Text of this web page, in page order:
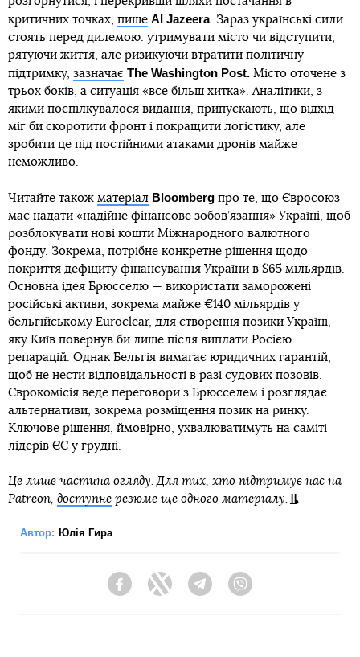
критичних точках, пише AI Jazeera. Зараз українські сили
стоять перед дилемою: утримувати місто чи відступити,
рятуючи життя, але ризикуючи втратити політичну
підтримку, зазначає The Washington Post. Місто оточене з
трьох боків, а ситуація «все більш хитка». Аналітики, з
якими поспілкувалося видання, припускають, що відхід
міг би скоротити фронт і покращити логістику, але
зробити це під постійними атаками дронів майже
неможливо.
Читайте також матеріал Bloomberg про те, що Євросоюз
має надати «надійне фінансове зобов’язання» Україні, щоб
розблокувати нові кошти Міжнародного валютного
фонду. Зокрема, потрібне конкретне рішення щодо
покриття дефіциту фінансування України в $65 мільярдів.
Основна ідея Брюсселю — використати заморожені
російські активи, зокрема майже €140 мільярдів у
бельгійському Euroclear, для створення позики Україні,
яку Київ повернув би лише після виплати Росією
репарацій. Однак Бельгія вимагає юридичних гарантій,
щоб не нести відповідальності в разі судових позовів.
Єврокомісія веде переговори з Брюсселем і розглядає
альтернативи, зокрема розміщення позик на ринку.
Ключове рішення, ймовірно, ухвалюватимуть на саміті
лідерів ЄС у грудні.
Це лише частина огляду. Для тих, хто підтримує нас на
Patreon, доступне резюме ще одного матеріалу.
Автор: Юлія Гира
FacebookTwitter Telegram